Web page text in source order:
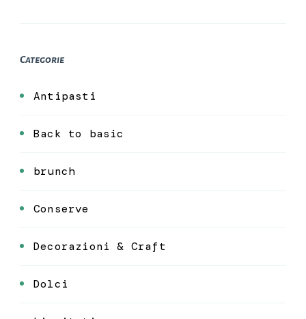
Categorie
Antipasti
Back to basic
brunch
Conserve
Decorazioni & Craft
Dolci